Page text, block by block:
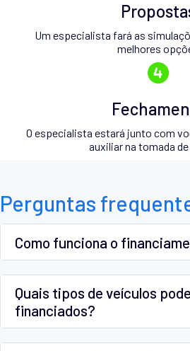
Um especialista fará as
melhores
O especialista estará junto com
auxiliar na tomada
Perguntas
Como funciona o
Quais tipos de veículos
financiados?